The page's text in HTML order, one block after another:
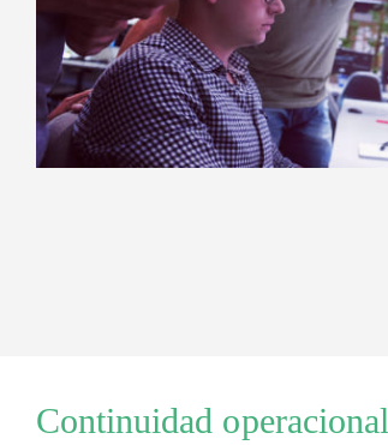
Continuidad operacional